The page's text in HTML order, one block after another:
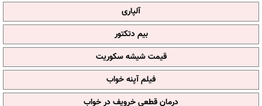
آلپاری
بیم دتکتور
قیمت شیشه سکوریت
فیلم آپنه خواب
درمان قطعی خروپف در خواب